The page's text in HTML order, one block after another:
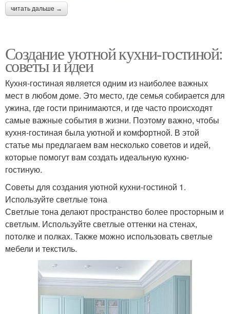
читать дальше →
Создание уютной кухни-гостиной:
советы и идеи
Кухня-гостиная является одним из наиболее важных
мест в любом доме. Это место, где семья собирается для
ужина, где гости принимаются, и где часто происходят
самые важные события в жизни. Поэтому важно, чтобы
кухня-гостиная была уютной и комфортной. В этой
статье мы предлагаем вам несколько советов и идей,
которые помогут вам создать идеальную кухню-
гостиную.
Советы для создания уютной кухни-гостиной 1.
Используйте светлые тона
Светлые тона делают пространство более просторным и
светлым. Используйте светлые оттенки на стенах,
потолке и полках. Также можно использовать светлые
мебели и текстиль.